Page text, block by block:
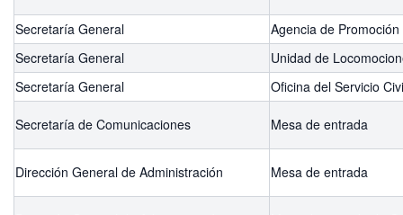
Secretaría General
Agencia de
Secretaría General
Unidad de
Secretaría General
Oficina del Servicio
Secretaría de Comunicaciones Mesa de entrada
Dirección General de Administración Mesa de entrada